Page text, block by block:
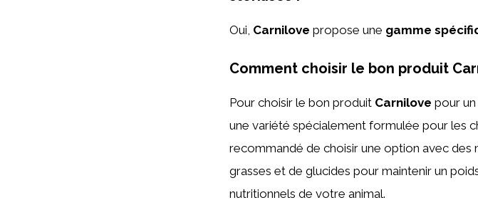
Oui, Carnilove propose une gamme
Comment choisir le bon produit
Pour choisir le bon produit Carnilove pour
une variété spécialement formulée pour les
recommandé de choisir une option avec
grasses et de glucides pour maintenir un
nutritionnels de votre animal.